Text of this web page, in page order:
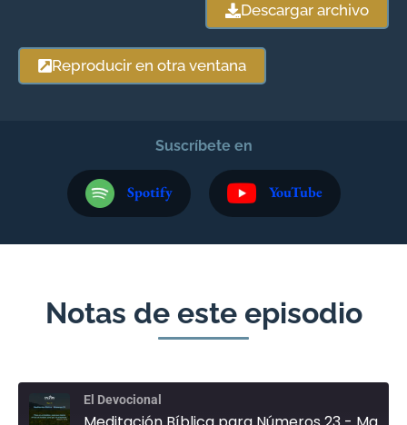
Descargar archivo
Reproducir en otra ventana
Suscríbete en
Spotify YouTube
Notas de este episodio
El Devocional